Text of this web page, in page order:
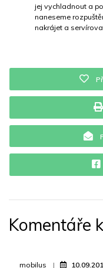
jej vychladnout a
naneseme
nakrájet a
Komentáře
mobilus